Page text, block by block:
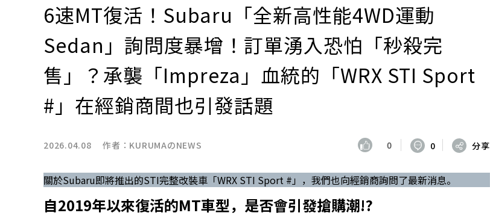
6速MT復活！Subaru「全新高性能4WD運動
Sedan」詢問度暴增！訂單湧入恐怕「秒殺完
售」？承襲「Impreza」血統的「WRX STI Sport
#」在經銷商間也引發話題
2026.04.08 作者： KURUMAのNEWS 0 0 分享
關於Subaru即將推出的STI完整改裝車「WRX STI Sport #」，我們也向經銷商詢問了最新消息。
自2019年以來復活的MT車型，是否會引發搶購潮!?